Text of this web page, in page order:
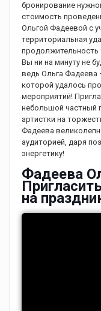
бронирование
стоимость
Ольгой Фадеевой с
территориальная
продолжительность
Вы ни на минуту не
ведь Ольга Фадеева
которой удалось
мероприятий!
небольшой частный
артистки на
Фадеева
аудиторией, даря
энергетику!
Фадеева
на